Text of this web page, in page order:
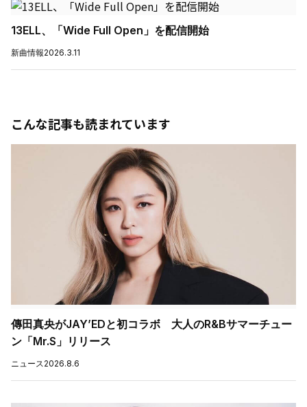
13ELL、「Wide Full Open」を配信開始
新曲情報2026.3.11
こんな記事も読まれています
傳田真央がJAY’EDと初コラボ 大人のR&Bサマーチュー
ン「Mr.S」リリース
ニュース2026.8.6